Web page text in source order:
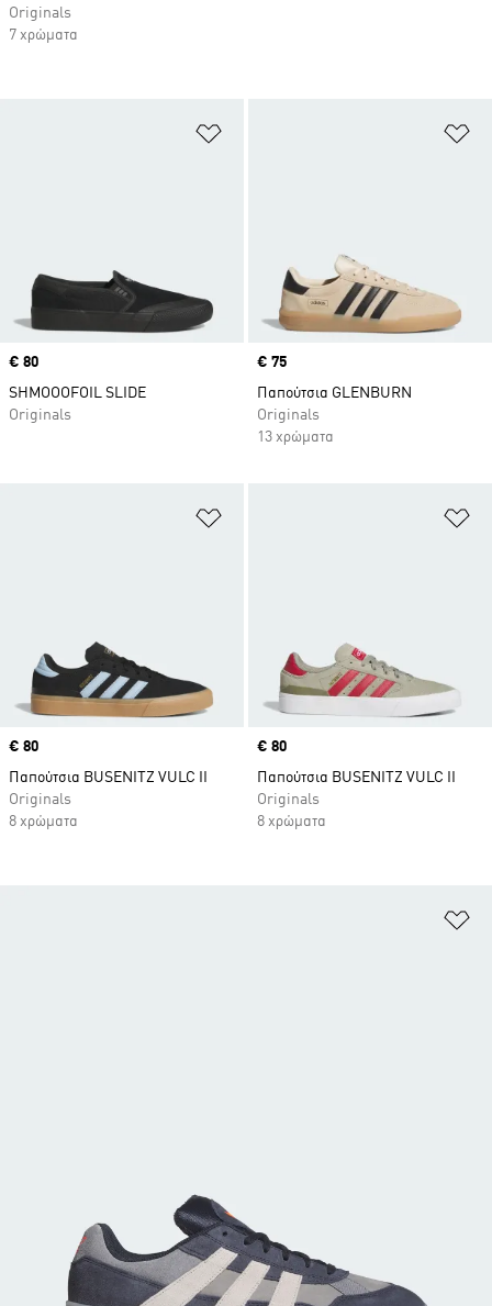
Προσθήκη στη Λίστα Επιθυμιών
Price
€ 80
SHMOOOFOIL SLIDE
Originals
Price
€ 75
Παπούτσια GLENBURN
Originals
13 χρώματα
Προσθήκη στη Λίστα Επιθυμιών
Price
€ 80
Παπούτσια BUSENITZ VULC II
Originals
8 χρώματα
Price
€ 80
Παπούτσια BUSENITZ VULC II
Originals
8 χρώματα
Originals
7 χρώματα